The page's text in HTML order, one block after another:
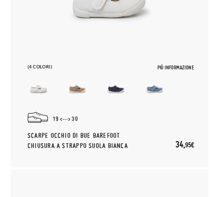
(4 COLORI) PIÙ INFORMAZIONE
19 30
SCARPE OCCHIO DI BUE BAREFOOT
CHIUSURA A STRAPPO SUOLA BIANCA
34,95€